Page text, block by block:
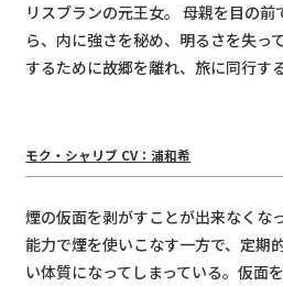
リスブランの元王⼥。 ⺟親を⽬の
ら、内に強さを秘め、明るさを失っ
するために故郷を離れ、旅に同⾏す
モク・シャリブ CV：浦和希
煙の仮⾯を剥がすことが出来なくな
能⼒で煙を使いこなす⼀⽅で、定期
い体質になってしまっている。仮⾯